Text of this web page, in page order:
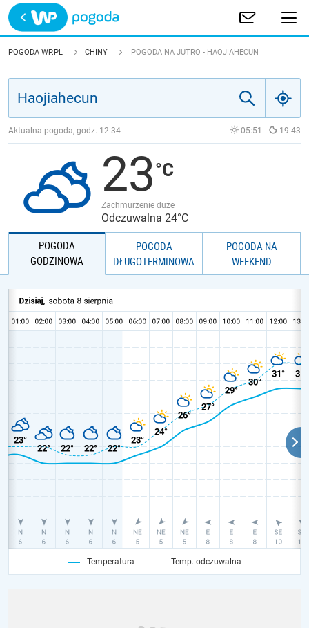
Trwa ładowanie
POLSKA
POGODA WP.PL CHINY POGODA NA JUTRO - HAOJIAHECUN
Aktualna pogoda, godz. 12:34 05:51 19:43
23
Zachmurzenie duże
Odczuwalna 24°C
POGODA
GODZINOWA
POGODA
DŁUGOTERMINOWA
POGODA NA
WEEKEND
Temperatura Temp. odczuwalna